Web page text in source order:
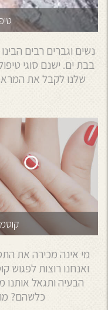
נשים וגברים רבים
בבת ים. ישנם סוגי
שלנו לקבל את
מי אינה מכירה את
ואנחנו רוצות
הבעיה ותגאל אותנו
כלשהם?